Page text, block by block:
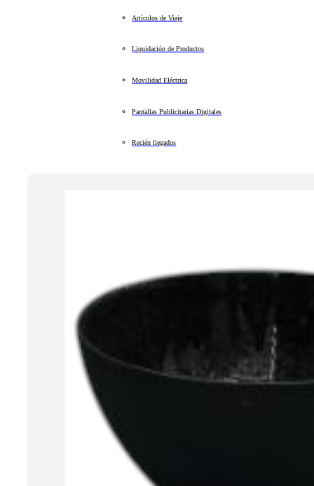
Artículos de Viaje
Liquidación de Productos
Movilidad Eléctrica
Pantallas Publicitarias Digitales
Recién llegados